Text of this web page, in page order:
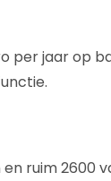
per jaar op
ruim 2600